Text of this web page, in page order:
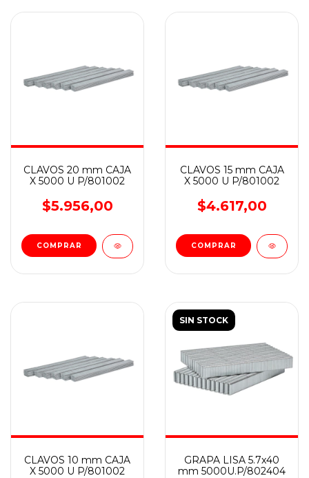
CLAVOS 20 mm CAJA
X 5000 U P/801002
$5.956,00
CLAVOS 15 mm CAJA
X 5000 U P/801002
$4.617,00
CLAVOS 10 mm CAJA
X 5000 U P/801002
SIN STOCK
GRAPA LISA 5.7x40
mm 5000U.P/802404